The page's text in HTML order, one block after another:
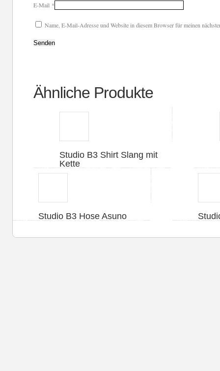
E-Mail *
Name, E-Mail-Adresse und Website in diesem Browser für meinen
Ähnliche Produkte
Studio B3 Shirt Slang mit
Kette
Studio B3 Hose Asuno